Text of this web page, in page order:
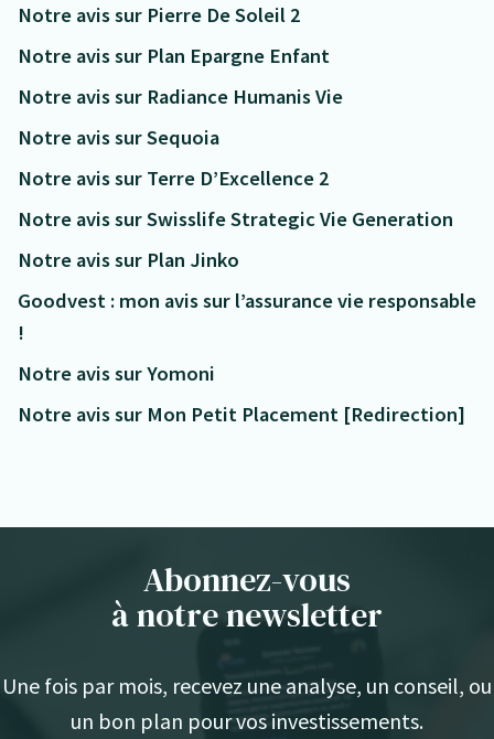
Notre avis sur Pierre De Soleil 2
Notre avis sur Plan Epargne Enfant
Notre avis sur Radiance Humanis Vie
Notre avis sur Sequoia
Notre avis sur Terre D’Excellence 2
Notre avis sur Swisslife Strategic Vie Generation
Notre avis sur Plan Jinko
Goodvest : mon avis sur l’assurance vie responsable
!
Notre avis sur Yomoni
Notre avis sur Mon Petit Placement [Redirection]
Abonnez-vous
à notre newsletter
Une fois par mois, recevez une analyse, un conseil, ou
un bon plan pour vos investissements.